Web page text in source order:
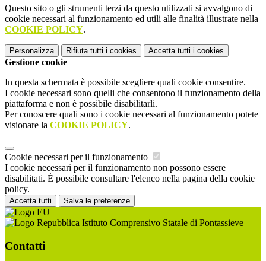
Questo sito o gli strumenti terzi da questo utilizzati si avvalgono di
cookie necessari al funzionamento ed utili alle finalità illustrate nella
COOKIE POLICY.
Personalizza Rifiuta tutti i cookies Accetta tutti i cookies
Gestione cookie
In questa schermata è possibile scegliere quali cookie consentire.
I cookie necessari sono quelli che consentono il funzionamento della
piattaforma e non è possibile disabilitarli.
Per conoscere quali sono i cookie necessari al funzionamento potete
visionare la COOKIE POLICY.
Cookie necessari per il funzionamento
I cookie necessari per il funzionamento non possono essere
disabilitati. È possibile consultare l'elenco nella pagina della cookie
policy.
Accetta tutti Salva le preferenze
Istituto Comprensivo Statale di Pontassieve
Contatti